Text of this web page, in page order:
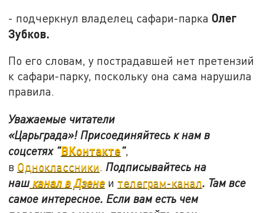
- подчеркнул владелец сафари-парка Олег
Зубков.
По его словам, у пострадавшей нет претензий
к сафари-парку, поскольку она сама нарушила
правила.
Уважаемые читатели
«Царьграда»! Присоединяйтесь к нам в
соцсетях "ВКонтакте",
в Одноклассники. Подписывайтесь на
нашканал в Дзене и телеграм-канал. Там все
самое интересное. Если вам есть чем